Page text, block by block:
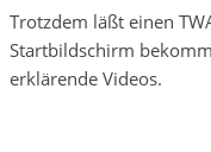
Trotzdem läßt einen
Startbildschirm
erklärende Videos.